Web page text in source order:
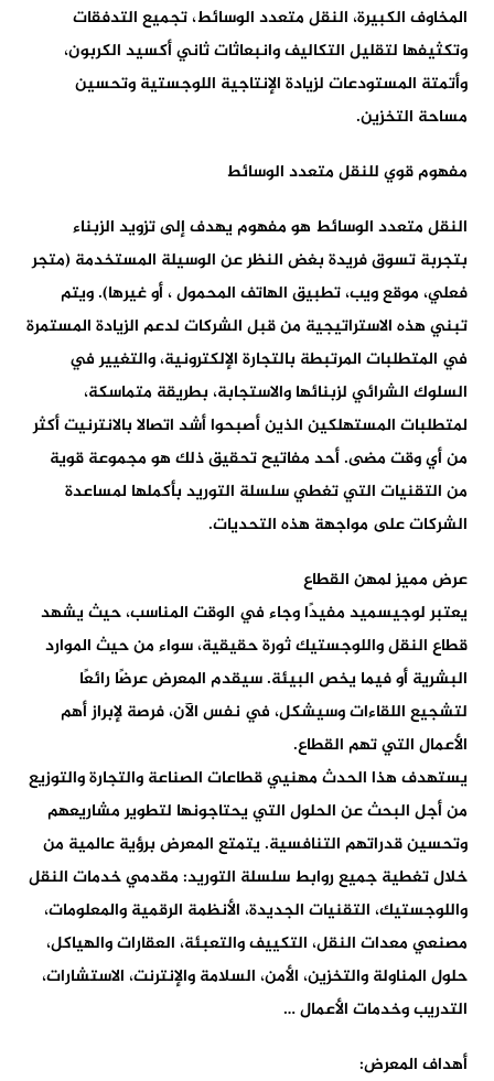
المخاوف الكبيرة، النقل متعدد الوسائط، تجميع التدفقات
وتكثيفها لتقليل التكاليف وانبعاثات ثاني أكسيد الكربون،
وأتمتة المستودعات لزيادة الإنتاجية اللوجستية وتحسين
مساحة التخزين.
مفهوم قوي للنقل متعدد الوسائط
النقل متعدد الوسائط هو مفهوم يهدف إلى تزويد الزبناء
بتجربة تسوق فريدة بغض النظر عن الوسيلة المستخدمة (متجر
فعلي، موقع ويب، تطبيق الهاتف المحمول ، أو غيرها). ويتم
تبني هذه الاستراتيجية من قبل الشركات لدعم الزيادة المستمرة
في المتطلبات المرتبطة بالتجارة الإلكترونية، والتغيير في
السلوك الشرائي لزبنائها والاستجابة، بطريقة متماسكة،
لمتطلبات المستهلكين الذين أصبحوا أشد اتصالا بالانترنيت أكثر
من أي وقت مضى. أحد مفاتيح تحقيق ذلك هو مجموعة قوية
من التقنيات التي تغطي سلسلة التوريد بأكملها لمساعدة
الشركات على مواجهة هذه التحديات.
عرض مميز لمهن القطاع
يعتبر لوجيسميد مفيدًا وجاء في الوقت المناسب، حيث يشهد
قطاع النقل واللوجستيك ثورة حقيقية، سواء من حيث الموارد
البشرية أو فيما يخص البيئة. سيقدم المعرض عرضًا رائعًا
لتشجيع اللقاءات وسيشكل، في نفس الآن، فرصة لإبراز أهم
الأعمال التي تهم القطاع.
يستهدف هذا الحدث مهنيي قطاعات الصناعة والتجارة والتوزيع
من أجل البحث عن الحلول التي يحتاجونها لتطوير مشاريعهم
وتحسين قدراتهم التنافسية. يتمتع المعرض برؤية عالمية من
خلال تغطية جميع روابط سلسلة التوريد: مقدمي خدمات النقل
واللوجستيك، التقنيات الجديدة، الأنظمة الرقمية والمعلومات،
مصنعي معدات النقل، التكييف والتعبئة، العقارات والهياكل،
حلول المناولة والتخزين، الأمن، السلامة والإنترنت، الاستشارات،
التدريب وخدمات الأعمال …
أهداف المعرض: